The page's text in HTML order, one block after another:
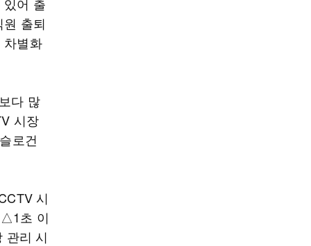
출퇴
별화
다 많
시장
로건
시
△1초 이
관리 시